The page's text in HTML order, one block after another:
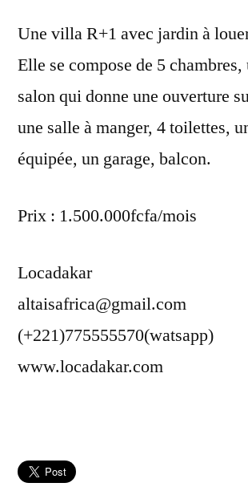
Une villa R+1 avec jardin à
Elle se compose de 5 chambres,
salon qui donne une ouverture
une salle à manger, 4 toilettes,
équipée, un garage, balcon.
Prix : 1.500.000fcfa/mois
Locadakar
altaisafrica@gmail.com
(+221)775555570(watsapp)
www.locadakar.com